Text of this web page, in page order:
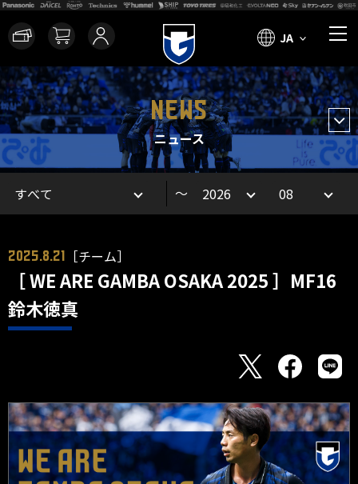
JA
NEWS
ニュース
～
2025.8.21 ［チーム］
［ WE ARE GAMBA OSAKA 2025 ］MF16
鈴木徳真